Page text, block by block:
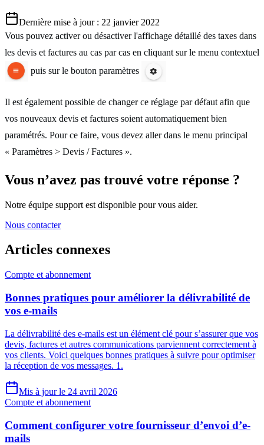
Dernière mise à jour : 22 janvier 2022
Vous pouvez activer ou désactiver l'affichage détaillé des taxes dans
les devis et factures au cas par cas en cliquant sur le menu contextuel
puis sur le bouton paramètres
Il est également possible de changer ce réglage par défaut afin que
vos nouveaux devis et factures soient automatiquement bien
paramétrés. Pour ce faire, vous devez aller dans le menu principal
« Paramètres > Devis / Factures ».
Vous n’avez pas trouvé votre réponse ?
Notre équipe support est disponible pour vous aider.
Nous contacter
Articles connexes
Compte et abonnement
Bonnes pratiques pour améliorer la délivrabilité de
vos e-mails
La délivrabilité des e-mails est un élément clé pour s’assurer que vos
devis, factures et autres communications parviennent correctement à
vos clients. Voici quelques bonnes pratiques à suivre pour optimiser
la réception de vos messages. 1.
Mis à jour le 24 avril 2026
Compte et abonnement
Comment configurer votre fournisseur d’envoi d’e-
mails